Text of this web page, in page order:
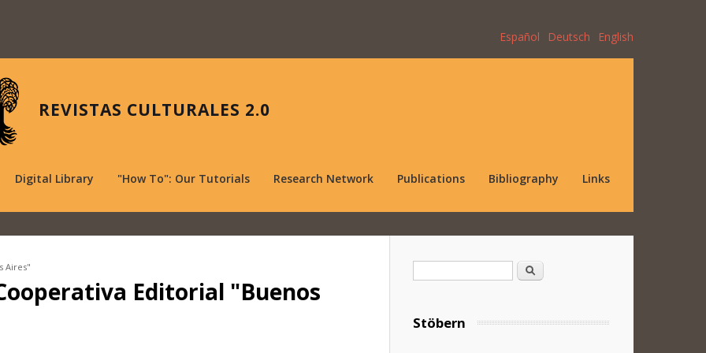
Español Deutsch English
REVISTAS CULTURALES 2.0
Digital Library "How To": Our Tutorials Research Network Publications Bibliography Links
Aires"
Editorial "Buenos
Search
Stöbern